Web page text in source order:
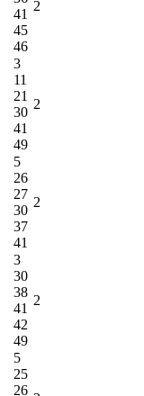
41
45
46
2
3
11
21
30
41
49
2
5
26
27
30
37
41
2
3
30
38
41
42
49
2
5
25
26